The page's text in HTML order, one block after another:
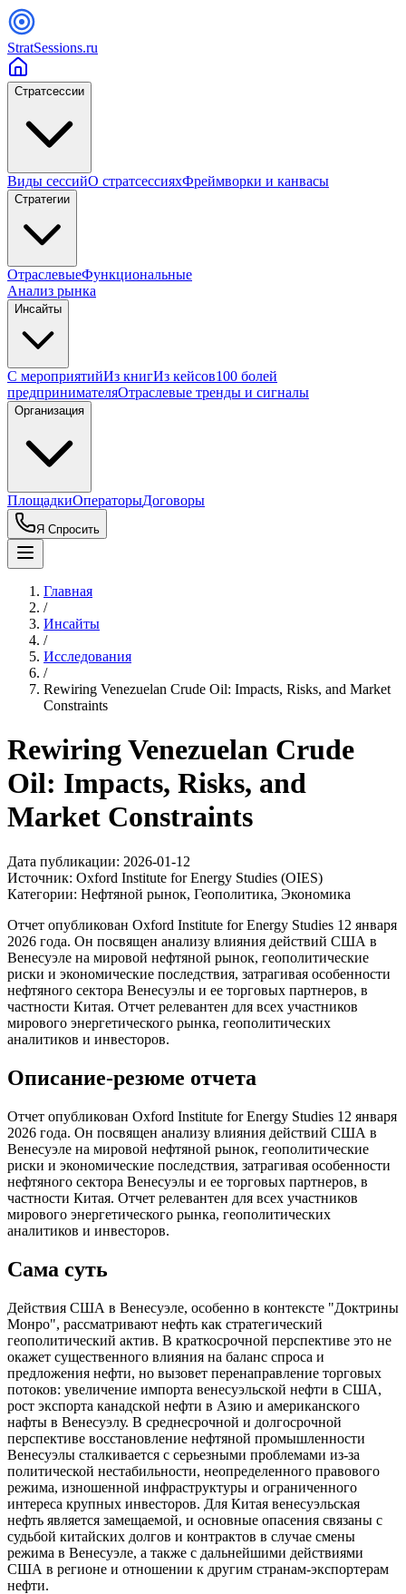
StratSessions.ru
Стратсессии
Виды сессийО стратсессияхФреймворки и канвасы
Стратегии
ОтраслевыеФункциональные
Анализ рынка
Инсайты
С мероприятийИз книгИз кейсов100 болей
предпринимателяОтраслевые тренды и сигналы
Организация
ПлощадкиОператорыДоговоры
Я Спросить
Главная
/
Инсайты
/
Исследования
/
Rewiring Venezuelan Crude Oil: Impacts, Risks, and Market
Constraints
Rewiring Venezuelan Crude
Oil: Impacts, Risks, and
Market Constraints
Дата публикации: 2026-01-12
Источник: Oxford Institute for Energy Studies (OIES)
Категории: Нефтяной рынок, Геополитика, Экономика
Отчет опубликован Oxford Institute for Energy Studies 12 января
2026 года. Он посвящен анализу влияния действий США в
Венесуэле на мировой нефтяной рынок, геополитические
риски и экономические последствия, затрагивая особенности
нефтяного сектора Венесуэлы и ее торговых партнеров, в
частности Китая. Отчет релевантен для всех участников
мирового энергетического рынка, геополитических
аналитиков и инвесторов.
Описание-резюме отчета
Отчет опубликован Oxford Institute for Energy Studies 12 января
2026 года. Он посвящен анализу влияния действий США в
Венесуэле на мировой нефтяной рынок, геополитические
риски и экономические последствия, затрагивая особенности
нефтяного сектора Венесуэлы и ее торговых партнеров, в
частности Китая. Отчет релевантен для всех участников
мирового энергетического рынка, геополитических
аналитиков и инвесторов.
Сама суть
Действия США в Венесуэле, особенно в контексте "Доктрины
Монро", рассматривают нефть как стратегический
геополитический актив. В краткосрочной перспективе это не
окажет существенного влияния на баланс спроса и
предложения нефти, но вызовет перенаправление торговых
потоков: увеличение импорта венесуэльской нефти в США,
рост экспорта канадской нефти в Азию и американского
нафты в Венесуэлу. В среднесрочной и долгосрочной
перспективе восстановление нефтяной промышленности
Венесуэлы сталкивается с серьезными проблемами из-за
политической нестабильности, неопределенного правового
режима, изношенной инфраструктуры и ограниченного
интереса крупных инвесторов. Для Китая венесуэльская
нефть является замещаемой, и основные опасения связаны с
судьбой китайских долгов и контрактов в случае смены
режима в Венесуэле, а также с дальнейшими действиями
США в регионе и отношении к другим странам-экспортерам
нефти.